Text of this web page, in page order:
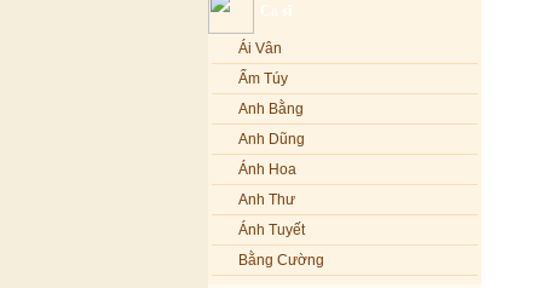
Nếu xa Phật - Diệu Hưng
Tình Lam - Kim Khánh & Hoàng
Vĩnh
Xin cho con niềm tin - Kim Linh
Quán Âm Mẹ hiền - Kim Linh
Nhạc niệm Nam Mô A Di Đà Phật -
Kim Linh
Mẹ Từ Bi - Kim Linh
12 Lời nguyện của Bồ tát Quán Thế
Âm - Kim Linh
Ca sĩ
Ái Vân
Ẩm Túy
Anh Bằng
Anh Dũng
Ánh Hoa
Anh Thư
Ánh Tuyết
Bằng Cường